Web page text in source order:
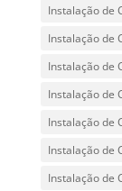
Instalação de
Instalação de
Instalação de
Instalação de
Instalação de
Instalação de
Instalação de